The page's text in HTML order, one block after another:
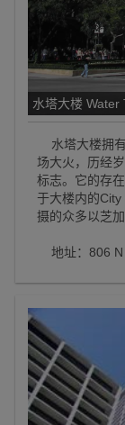
水塔大楼 Water
水塔大楼拥
场大火，历经
标志。它的存
于大楼内的
摄的众多以芝
地址：806 N